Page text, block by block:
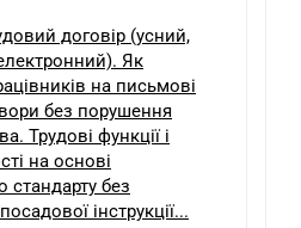
договір (усний,
Як
на письмові
без порушення
Трудові функції і
на основі
стандарту без
інструкції...